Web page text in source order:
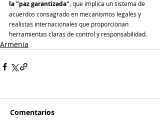
la "paz garantizada", que implica un sistema de
acuerdos consagrado en mecanismos legales y
realistas internacionales que proporcionan
herramientas claras de control y responsabilidad.
Armenia
Comentarios